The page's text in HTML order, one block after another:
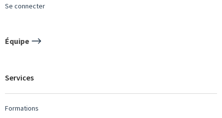
Se connecter
Équipe
Services
Formations